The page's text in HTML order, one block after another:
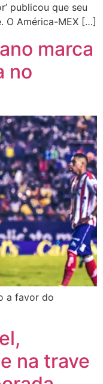
publicou que seu
O América-MEX […]
marca
no
a favor do
na trave